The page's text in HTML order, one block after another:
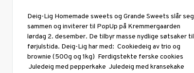
Deig-Lig Homemade sweets og Grande Sweets slår seg
sammen og inviterer til PopUp på Kremmergaarden
lørdag 2. desember. De tilbyr masse nydlige søtsaker til
førjulstida. Deig-Lig har med: Cookiedeig av trio og
brownie (500g og 1kg) Ferdigstekte ferske cookies
Juledeig med pepperkake Juledeig med kransekake